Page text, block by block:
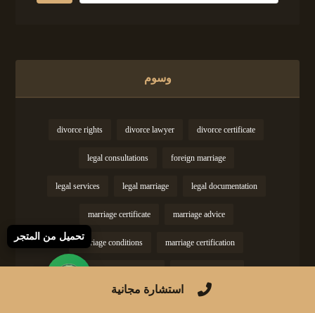
وسوم
divorce certificate
divorce lawyer
divorce rights
foreign marriage
legal consultations
legal documentation
legal marriage
legal services
marriage advice
marriage certificate
marriage certification
marriage conditions
marriage guidance
استشارة مجانية
تحميل من المتجر